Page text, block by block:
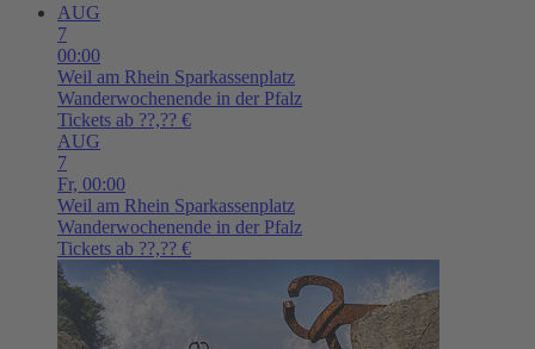
AUG
7
00:00
Weil am Rhein Sparkassenplatz
Wanderwochenende in der Pfalz
Tickets ab ??,?? €
AUG
7
Fr, 00:00
Weil am Rhein Sparkassenplatz
Wanderwochenende in der Pfalz
Tickets ab ??,?? €